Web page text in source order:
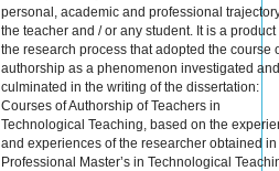
personal, academic and professional
the teacher and / or any student. It is a product
the research process that adopted the course
authorship as a phenomenon investigated and
culminated in the writing of the dissertation:
Courses of Authorship of Teachers in
Technological Teaching, based on the
and experiences of the researcher obtained in
Professional Master’s in Technological